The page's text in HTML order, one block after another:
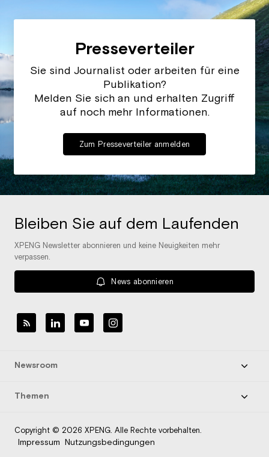
Presseverteiler
Sie sind Journalist oder arbeiten für eine
Publikation?
Melden Sie sich an und erhalten Zugriff
auf noch mehr Informationen.
Zum Presseverteiler anmelden
Bleiben Sie auf dem Laufenden
XPENG Newsletter abonnieren und keine Neuigkeiten mehr
verpassen.
News abonnieren
Newsroom
Themen
Copyright © 2026 XPENG. Alle Rechte vorbehalten.
Impressum Nutzungsbedingungen